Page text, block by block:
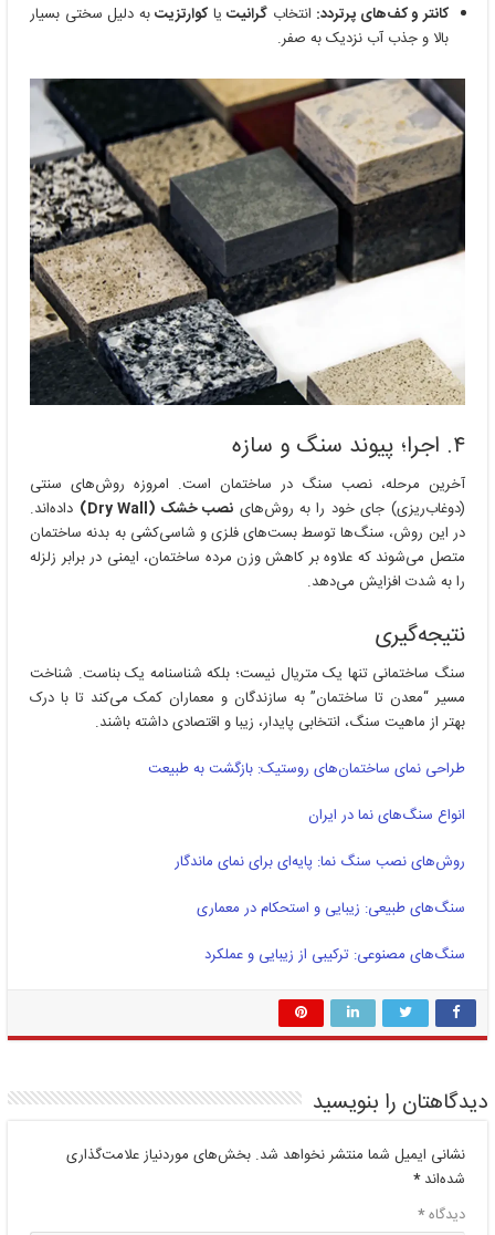
کانتر و کف‌های پرتردد: انتخاب گرانیتیا کوارتزیتبه دلیل سختی بسیار
بالا و جذب آب نزدیک به صفر.
۴. اجرا؛ پیوند سنگ و سازه
آخرین مرحله، نصب سنگ در ساختمان است. امروزه روش‌های سنتی
(دوغاب‌ریزی) جای خود را به روش‌های نصب خشک (Dry Wall)
داده‌اند.
در این روش، سنگ‌ها توسط بست‌های فلزی و شاسی‌کشی به بدنه ساختمان
متصل می‌شوند که علاوه بر کاهش وزن مرده ساختمان، ایمنی در برابر زلزله
را به شدت افزایش می‌دهد.
نتیجه‌گیری
سنگ ساختمانی تنها یک متریال نیست؛ بلکه شناسنامه یک بناست. شناخت
مسیر “معدن تا ساختمان” به سازندگان و معماران کمک می‌کند تا با درک
بهتر از ماهیت سنگ، انتخابی پایدار، زیبا و اقتصادی داشته باشند.
طراحی نمای ساختمان‌های روستیک: بازگشت به طبیعت
انواع سنگ‌های نما در ایران
روش‌های نصب سنگ نما: پایه‌ای برای نمای ماندگار
سنگ‌های طبیعی: زیبایی و استحکام در معماری
سنگ‌های مصنوعی: ترکیبی از زیبایی و عملکرد
دیدگاهتان را بنویسید
نشانی ایمیل شما منتشر نخواهد شد. بخش‌های موردنیاز علامت‌گذاری
شده‌اند*
دیدگاه*